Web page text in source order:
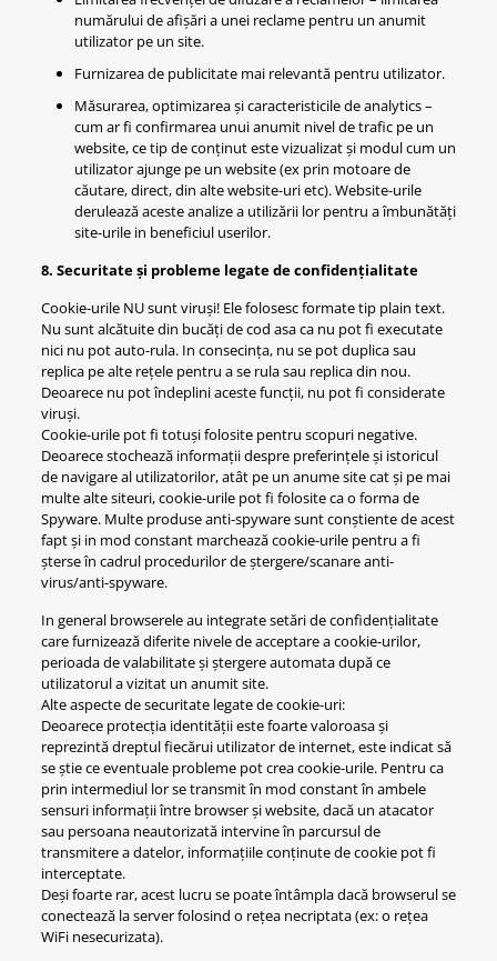
numărului de afișări a unei reclame pentru un anumit
utilizator pe un site.
Furnizarea de publicitate mai relevantă pentru utilizator.
Măsurarea, optimizarea și caracteristicile de analytics –
cum ar fi confirmarea unui anumit nivel de trafic pe un
website, ce tip de conținut este vizualizat și modul cum un
utilizator ajunge pe un website (ex prin motoare de
căutare, direct, din alte website-uri etc). Website-urile
derulează aceste analize a utilizării lor pentru a îmbunătăți
site-urile in beneficiul userilor.
8. Securitate și probleme legate de confidențialitate
Cookie-urile NU sunt viruși! Ele folosesc formate tip plain text.
Nu sunt alcătuite din bucăți de cod asa ca nu pot fi executate
nici nu pot auto-rula. In consecința, nu se pot duplica sau
replica pe alte rețele pentru a se rula sau replica din nou.
Deoarece nu pot îndeplini aceste funcții, nu pot fi considerate
viruși.
Cookie-urile pot fi totuși folosite pentru scopuri negative.
Deoarece stochează informații despre preferințele și istoricul
de navigare al utilizatorilor, atât pe un anume site cat și pe mai
multe alte siteuri, cookie-urile pot fi folosite ca o forma de
Spyware. Multe produse anti-spyware sunt conștiente de acest
fapt și in mod constant marchează cookie-urile pentru a fi
șterse în cadrul procedurilor de ștergere/scanare anti-
virus/anti-spyware.
In general browserele au integrate setări de confidențialitate
care furnizează diferite nivele de acceptare a cookie-urilor,
perioada de valabilitate și ștergere automata după ce
utilizatorul a vizitat un anumit site.
Alte aspecte de securitate legate de cookie-uri:
Deoarece protecția identității este foarte valoroasa și
reprezintă dreptul fiecărui utilizator de internet, este indicat să
se știe ce eventuale probleme pot crea cookie-urile. Pentru ca
prin intermediul lor se transmit în mod constant în ambele
sensuri informații între browser și website, dacă un atacator
sau persoana neautorizată intervine în parcursul de
transmitere a datelor, informațiile conținute de cookie pot fi
interceptate.
Deși foarte rar, acest lucru se poate întâmpla dacă browserul se
conectează la server folosind o rețea necriptata (ex: o rețea
WiFi nesecurizata).